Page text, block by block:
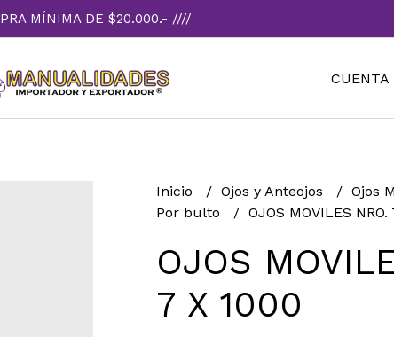
MÍNIMA DE $20.000.- ////
CUENTA
Inicio Ojos y Anteojos
Ojos
Por bulto
OJOS MOVILES
OJOS
7 X 1000